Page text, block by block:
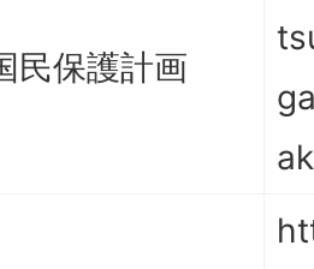
民保護計画